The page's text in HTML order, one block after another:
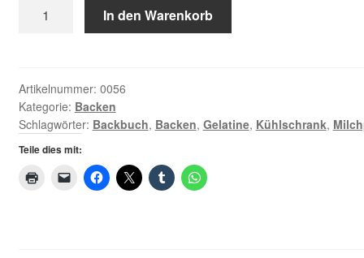
Kooperation
Beiträge
Kategorie
Chronologisch
Menge
In den Warenkorb
Artikelnummer: 0056
Kategorie: Backen
Schlagwörter: Backbuch, Backen, Gelatine, Kühlschrank,
Teile dies mit: